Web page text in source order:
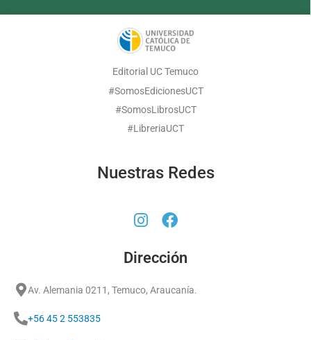
Editorial UC Temuco
#SomosEdicionesUCT
#SomosLibrosUCT
#LibreriaUCT
Nuestras Redes
Dirección
Av. Alemania 0211, Temuco, Araucanía.
+56 45 2 553835